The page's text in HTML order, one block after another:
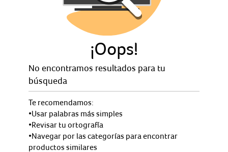
¡Oops!
No encontramos resultados para tu
búsqueda
Te recomendamos:
•Usar palabras más simples
•Revisar tu ortografía
•Navegar por las categorías para encontrar
productos similares